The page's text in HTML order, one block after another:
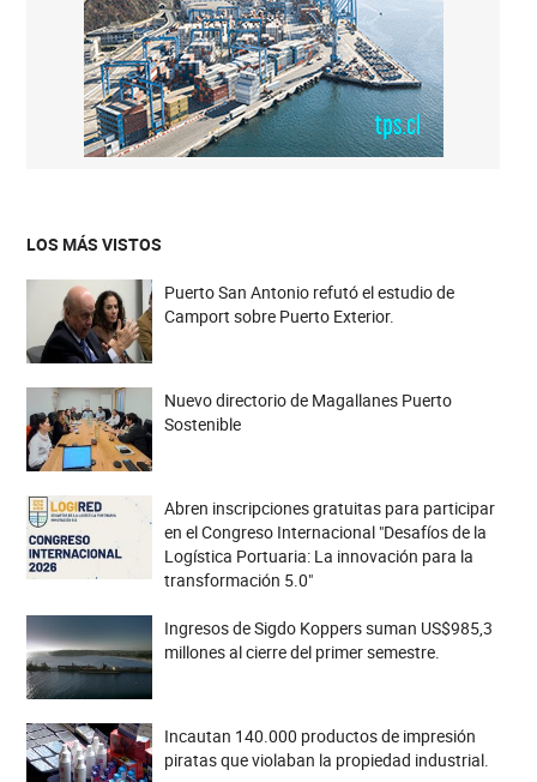
LOS MÁS VISTOS
Puerto San Antonio refutó el estudio de
Camport sobre Puerto Exterior.
Nuevo directorio de Magallanes Puerto
Sostenible
Abren inscripciones gratuitas para participar
en el Congreso Internacional "Desafíos de la
Logística Portuaria: La innovación para la
transformación 5.0"
Ingresos de Sigdo Koppers suman US$985,3
millones al cierre del primer semestre.
Incautan 140.000 productos de impresión
piratas que violaban la propiedad industrial.